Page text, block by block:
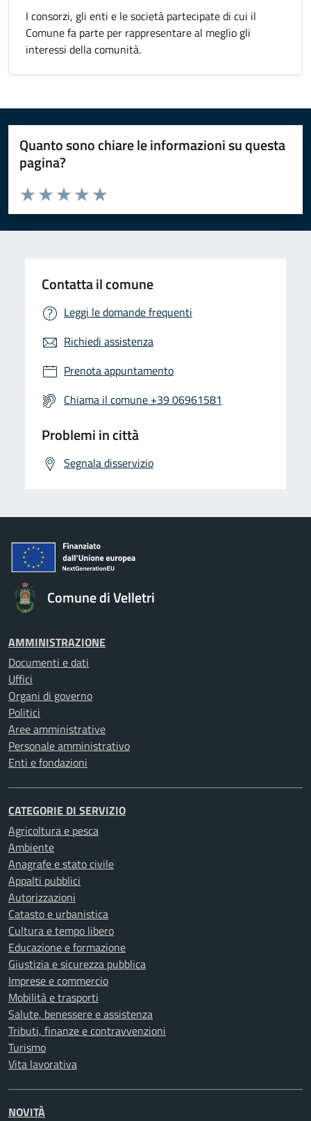
I consorzi, gli enti e le società partecipate di cui il
Comune fa parte per rappresentare al meglio gli
interessi della comunità.
Quanto sono chiare le informazioni su questa
pagina?
Valuta da 1 a 5 stelle la pagina
Valuta 5 stelle su 5
Valuta 4 stelle su 5
Valuta 3 stelle su 5
Valuta 2 stelle su 5
Valuta 1 stelle su 5
Contatta il comune
Leggi le domande frequenti
Richiedi assistenza
Prenota appuntamento
Chiama il comune +39 06961581
Problemi in città
Segnala disservizio
Comune di Velletri
AMMINISTRAZIONE
Documenti e dati
Uffici
Organi di governo
Politici
Aree amministrative
Personale amministrativo
Enti e fondazioni
CATEGORIE DI SERVIZIO
Agricoltura e pesca
Ambiente
Anagrafe e stato civile
Appalti pubblici
Autorizzazioni
Catasto e urbanistica
Cultura e tempo libero
Educazione e formazione
Giustizia e sicurezza pubblica
Imprese e commercio
Mobilità e trasporti
Salute, benessere e assistenza
Tributi, finanze e contravvenzioni
Turismo
Vita lavorativa
NOVITÀ